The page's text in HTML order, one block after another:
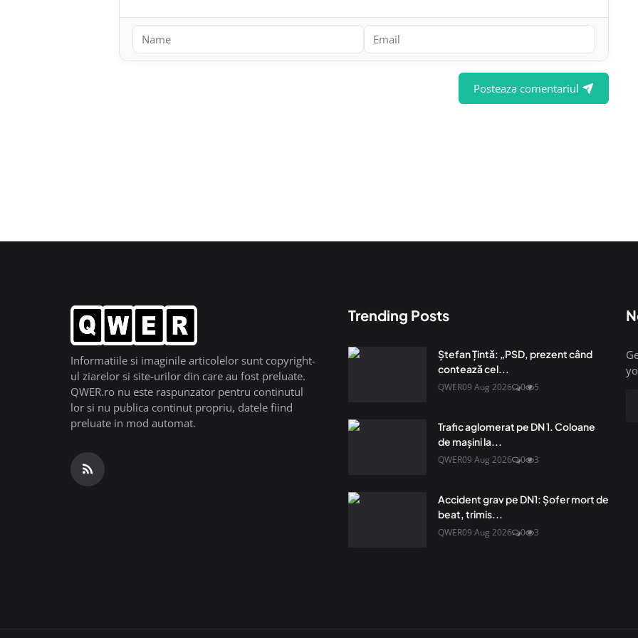
Posteaza comentariul
Informatiile si imaginile articolelor sunt copyright-
ul ziarelor si site-urilor din care au fost preluate.
QWER.ro nu este raspunzator pentru continutul
lor si nu publica continut propriu, datele fiind
preluate in mod automat.
Trending Posts
Ştefan Ţintă: „PSD, prezent când
contează cel...
QWER09 Aug 2026 0 5
Trafic aglomerat pe DN 1. Coloane
de mașini la...
QWER09 Aug 2026 0 3
Accident grav pe DN1: Șofer mort de
beat, trimis...
QWER09 Aug 2026 0 3